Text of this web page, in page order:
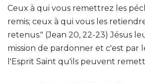
Ceux à qui vous remettrez les
remis; ceux à qui vous les
retenus." (Jean 20, 22-23) Jésus
mission de pardonner et c'est par
l'Esprit Saint qu'ils peuvent